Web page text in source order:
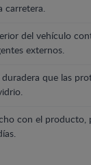
carretera.
del vehículo
externos.
duradera que las
con el producto,